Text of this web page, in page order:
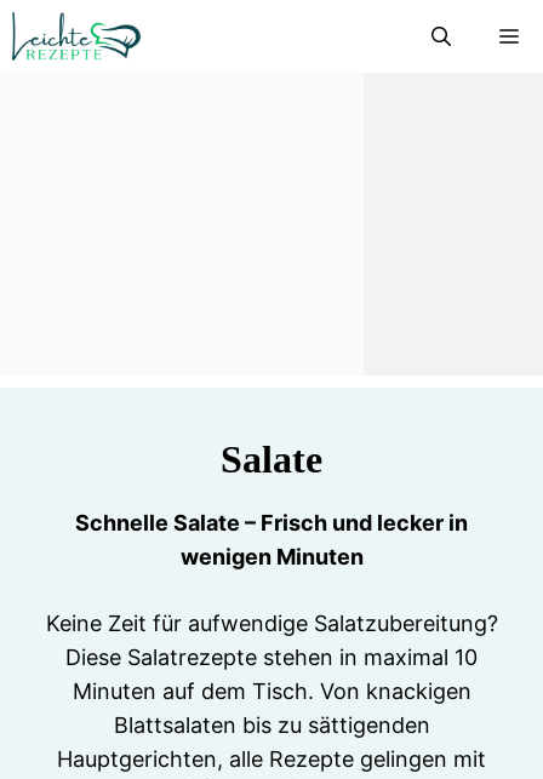
Zum
Inhalt
Salate
Schnelle Salate – Frisch und lecker in
wenigen Minuten
Keine Zeit für aufwendige Salatzubereitung?
Diese Salatrezepte stehen in maximal 10
Minuten auf dem Tisch. Von knackigen
Blattsalaten bis zu sättigenden
Hauptgerichten, alle Rezepte gelingen mit